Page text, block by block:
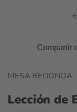
Compartir
MESA REDONDA
Lección de